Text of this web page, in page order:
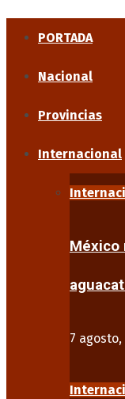
PORTADA
Nacional
Provincias
Internacional
México
7 agosto,